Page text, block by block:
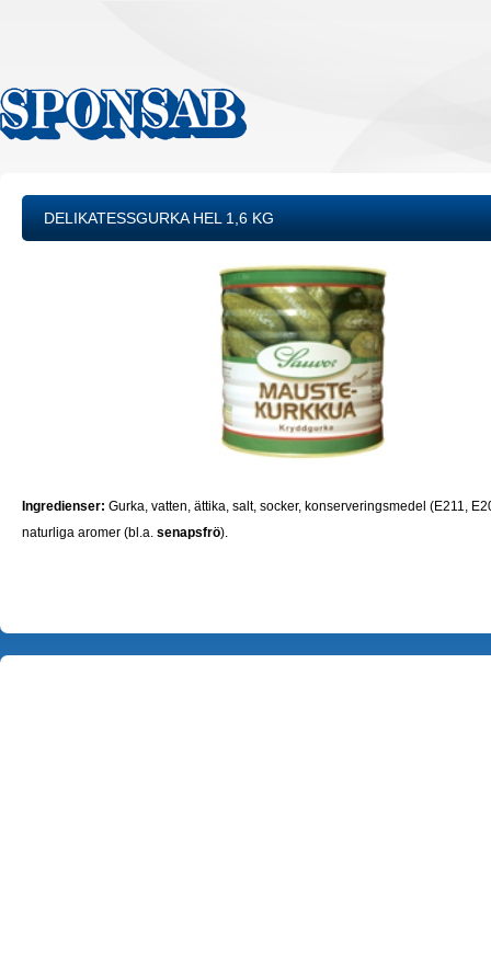
DELIKATESSGURKA HEL 1,6 KG
Ingredienser: Gurka, vatten, ättika, salt, socker, konserveringsmedel (E211,
naturliga aromer (bl.a. senapsfrö).